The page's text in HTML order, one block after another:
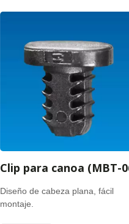
Clip para canoa (MBT-
Diseño de cabeza plana, fácil
montaje.